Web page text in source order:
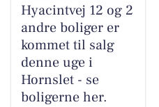
Hyacintvej 12 og 2
andre boliger er
kommet til salg
denne uge i
Hornslet - se
boligerne her.